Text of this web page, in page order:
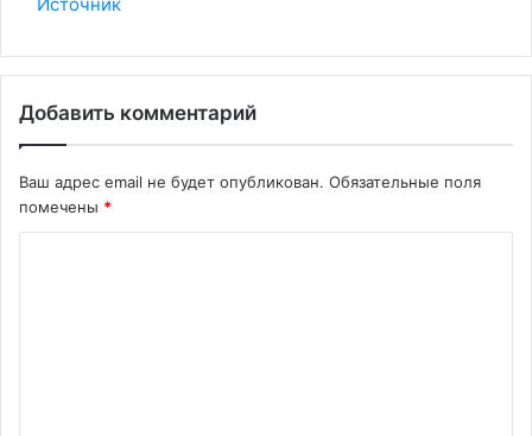
Добавить комментарий
Ваш адрес email не будет опубликован. Обязательные поля
помечены *